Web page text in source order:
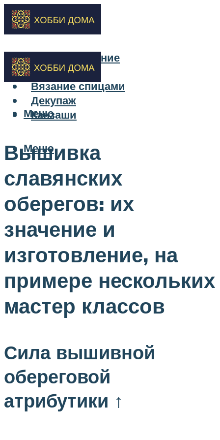
Бисероплетение
Вышивка
Вязание спицами
Декупаж
Канзаши
Меню
Меню
Вышивка
славянских
оберегов: их
значение и
изготовление, на
примере нескольких
мастер классов
Сила вышивной
обереговой
атрибутики ↑